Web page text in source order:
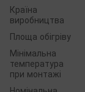
Країна
виробництва
Площа обігріву
Мінімальна
температура
при монтажі